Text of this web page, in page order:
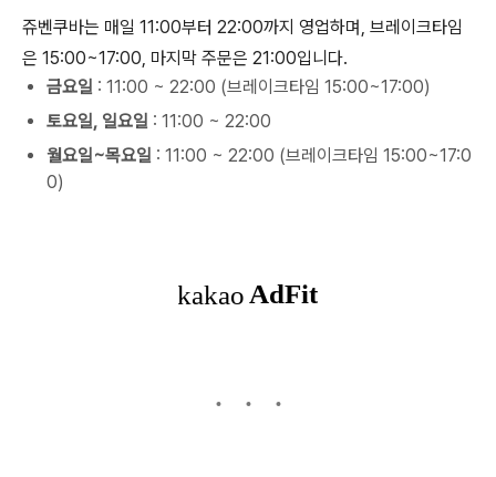
쥬벤쿠바는 매일 11:00부터 22:00까지 영업하며, 브레이크타임
은 15:00~17:00, 마지막 주문은 21:00입니다.
금요일 : 11:00 ~ 22:00 (브레이크타임 15:00~17:00)
토요일, 일요일 : 11:00 ~ 22:00
월요일~목요일 : 11:00 ~ 22:00 (브레이크타임 15:00~17:0
0)